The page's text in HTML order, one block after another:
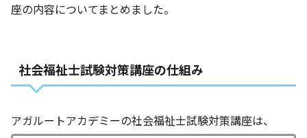
座の内容についてまとめました。
社会福祉士試験対策講座の仕組み
アガルートアカデミーの社会福祉士試験対策講座は、